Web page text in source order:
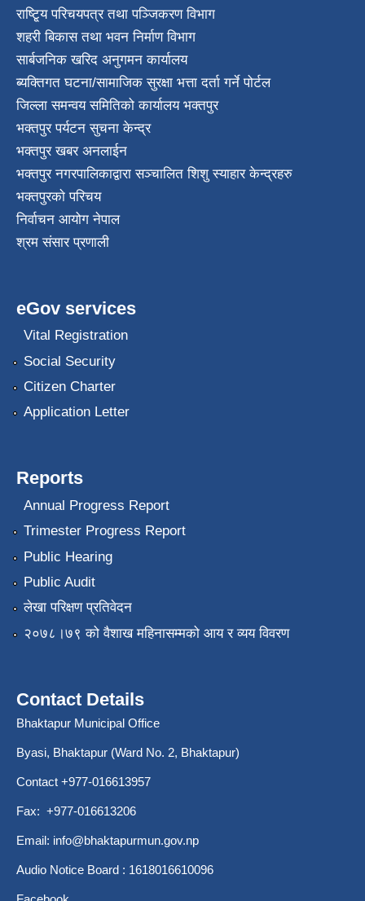
राष्टि्ृय परिचयपत्र तथा पञ्जिकरण विभाग
शहरी बिकास तथा भवन निर्माण विभाग
सार्बजनिक खरिद अनुगमन कार्यालय
ब्यक्तिगत घटना/सामाजिक सुरक्षा भत्ता दर्ता गर्ने पोर्टल
जिल्ला समन्वय समितिको कार्यालय भक्तपुर
भक्तपुर पर्यटन सुचना केन्द्र
भक्तपुर खबर अनलाईन
भक्तपुर नगरपालिकाद्वारा सञ्चालित शिशु स्याहार केन्द्रहरु
भक्तपुरकाे परिचय
निर्वाचन आयोग नेपाल
श्रम संसार प्रणाली
eGov services
Vital Registration
Social Security
Citizen Charter
Application Letter
Reports
Annual Progress Report
Trimester Progress Report
Public Hearing
Public Audit
लेखा परिक्षण प्रतिवेदन
२०७८।७९ को वैशाख महिनासम्मको आय र व्यय विवरण
Contact Details
Bhaktapur Municipal Office
Byasi, Bhaktapur (Ward No. 2, Bhaktapur)
Contact +977-016613957
Fax: +977-016613206
Email: info@bhaktapurmun.gov.np
Audio Notice Board : 1618016610096